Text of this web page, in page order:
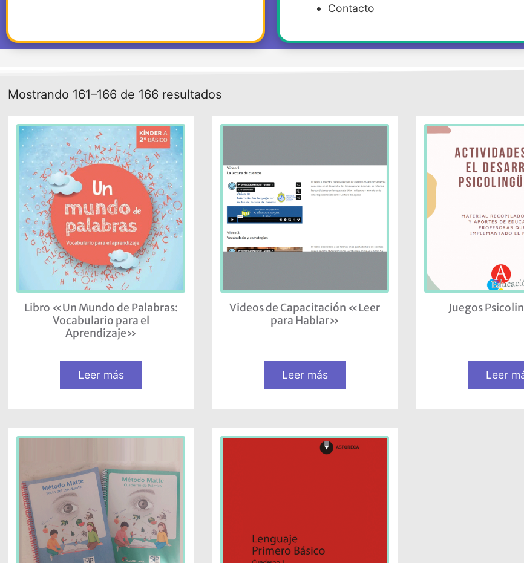
Contacto
Mostrando 161–166 de 166 resultados
Libro «Un Mundo de Palabras:
Vocabulario para el
Aprendizaje»
Leer más
Videos de Capacitación «Leer
para Hablar»
Leer más
Juegos
Leer